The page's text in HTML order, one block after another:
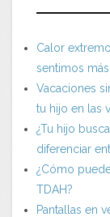
Calor
sentimos
Vacaciones
tu hijo en las
¿Tu hijo
diferenciar
¿Cómo
TDAH?
Pantallas en